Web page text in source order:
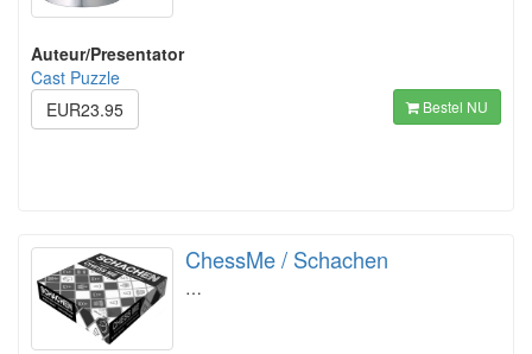
Auteur/Presentator
Cast Puzzle
EUR23.95
Bestel NU
ChessMe / Schachen
…